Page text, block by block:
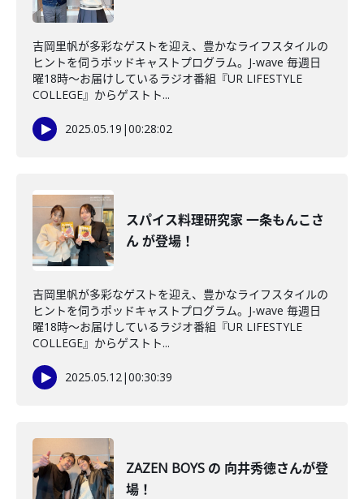
吉岡里帆が多彩なゲストを迎え、豊かなライフスタイルの
ヒントを伺うポッドキャストプログラム。J-wave 毎週日
曜18時～お届けしているラジオ番組『UR LIFESTYLE
COLLEGE』からゲストト...
2025.05.19 |00:28:02
スパイス料理研究家 一条もんこさ
ん が登場！
吉岡里帆が多彩なゲストを迎え、豊かなライフスタイルの
ヒントを伺うポッドキャストプログラム。J-wave 毎週日
曜18時～お届けしているラジオ番組『UR LIFESTYLE
COLLEGE』からゲストト...
2025.05.12|00:30:39
ZAZEN BOYS の 向井秀徳さんが登
場！